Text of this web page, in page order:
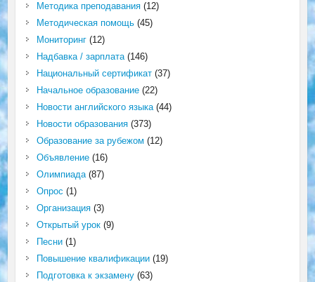
Методика преподавания(12)
Методическая помощь(45)
Мониторинг(12)
Надбавка / зарплата(146)
Национальный сертификат(37)
Начальное образование(22)
Новости английского языка(44)
Новости образования(373)
Образование за рубежом (12)
Объявление(16)
Олимпиада(87)
Опрос (1)
Организация(3)
Открытый урок(9)
Песни(1)
Повышение квалификации(19)
Подготовка к экзамену(63)